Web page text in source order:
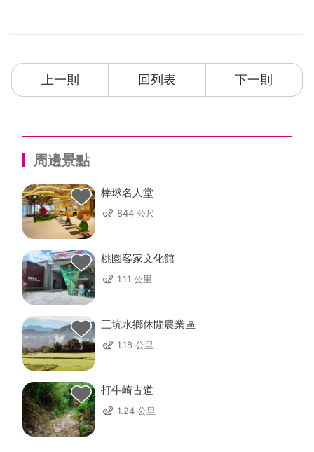
上一則 回列表 下一則
周邊景點
棒球名人堂
844 公尺
桃園客家文化館
1.11 公里
三坑水鄉休閒農業區
1.18 公里
打牛崎古道
1.24 公里